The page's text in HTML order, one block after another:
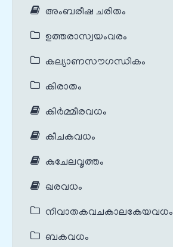
അംബരീഷ ചരിതം
ഉത്തരാസ്വയംവരം
കല്യാണസൗഗന്ധികം
കിരാതം
കിർമ്മീരവധം
കീചകവധം
കുചേലവൃത്തം
ഖരവധം
നിവാതകവചകാലകേയവധം
ബകവധം